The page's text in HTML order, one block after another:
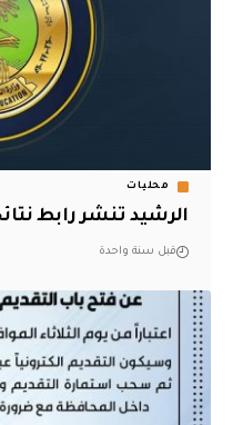
محليات
الرشيد تنشر رابط
قبل سنة واحدة